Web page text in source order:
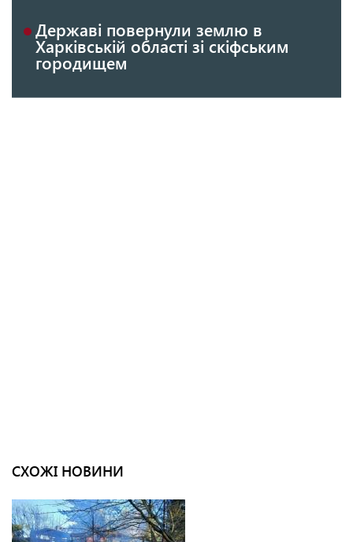
Державі повернули землю в
Харківській області зі скіфським
городищем
СХОЖІ НОВИНИ